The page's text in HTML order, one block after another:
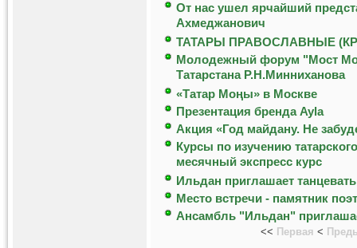
От нас ушел ярчайший
Ахмеджанович
ТАТАРЫ ПРАВОСЛАВНЫЕ
Молодежный форум "Мост
Татарстана Р.Н.Минниханова
«Татар Мoңы» в Москве
Презентация бренда Ayla
Акция «Год майдану. Не
Курсы по изучению
месячный экспресс курс
Ильдан приглашает
Место встречи - памятник
Ансамбль "Ильдан"
<< Первая <